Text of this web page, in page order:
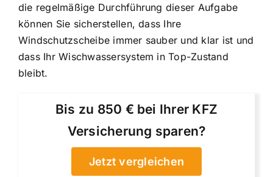
die regelmäßige Durchführung dieser Aufgabe
können Sie sicherstellen, dass Ihre
Windschutzscheibe immer sauber und klar ist und
dass Ihr Wischwassersystem in Top-Zustand
bleibt.
Bis zu 850 € bei Ihrer KFZ
Versicherung sparen?
Jetzt vergleichen